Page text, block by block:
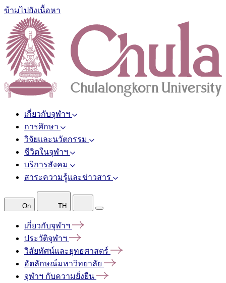
ข้ามไปยังเนื้อหา
เกี่ยวกับจุฬาฯ
การศึกษา
วิจัยและนวัตกรรม
ชีวิตในจุฬาฯ
บริการสังคม
สาระความรู้และข่าวสาร
On TH
เกี่ยวกับจุฬาฯ
ประวัติจุฬาฯ
วิสัยทัศน์และยุทธศาสตร์
อัตลักษณ์มหาวิทยาลัย
จุฬาฯ กับความยั่งยืน